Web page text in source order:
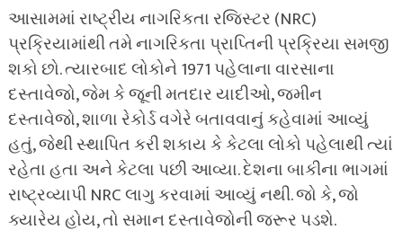
આસામમાં રાષ્ટ્રીય નાગરિકતા રજિસ્ટર (NRC)
પ્રક્રિયામાંથી તમે નાગરિકતા પ્રાપ્તિની પ્રક્રિયા સમજી
શકો છો. ત્યારબાદ લોકોને 1971 પહેલાના વારસાના
દસ્તાવેજો, જેમ કે જૂની મતદાર યાદીઓ, જમીન
દસ્તાવેજો, શાળા રેકોર્ડ વગેરે બતાવવાનું કહેવામાં આવ્યું
હતું, જેથી સ્થાપિત કરી શકાય કે કેટલા લોકો પહેલાથી ત્યાં
રહેતા હતા અને કેટલા પછી આવ્યા. દેશના બાકીના ભાગમાં
રાષ્ટ્રવ્યાપી NRC લાગુ કરવામાં આવ્યું નથી. જો કે, જો
ક્યારેય હોય, તો સમાન દસ્તાવેજોની જરૂર પડશે.